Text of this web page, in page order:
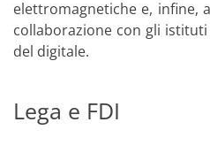
elettromagnetiche e, infine,
collaborazione con gli
del digitale.
Lega e FDI